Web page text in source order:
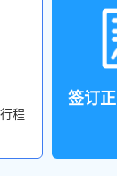
程
签订